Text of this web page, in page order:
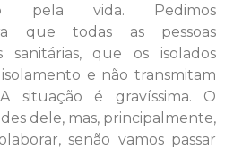
pela vida. Pedimos
que todas as pessoas
sanitárias, que os isolados
e não transmitam
situação é gravíssima. O
dele, mas, principalmente,
senão vamos passar